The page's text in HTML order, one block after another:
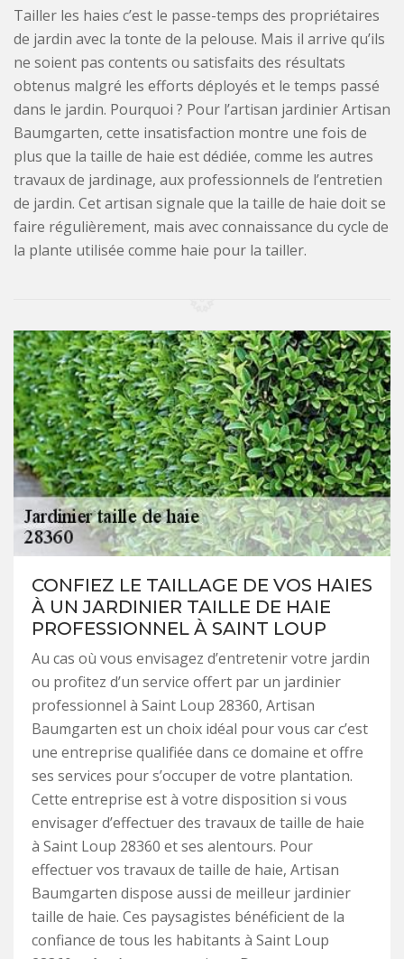
Tailler les haies c’est le passe-temps des propriétaires
de jardin avec la tonte de la pelouse. Mais il arrive qu’ils
ne soient pas contents ou satisfaits des résultats
obtenus malgré les efforts déployés et le temps passé
dans le jardin. Pourquoi ? Pour l’artisan jardinier Artisan
Baumgarten, cette insatisfaction montre une fois de
plus que la taille de haie est dédiée, comme les autres
travaux de jardinage, aux professionnels de l’entretien
de jardin. Cet artisan signale que la taille de haie doit se
faire régulièrement, mais avec connaissance du cycle de
la plante utilisée comme haie pour la tailler.
CONFIEZ LE TAILLAGE DE VOS HAIES
À UN JARDINIER TAILLE DE HAIE
PROFESSIONNEL À SAINT LOUP
Au cas où vous envisagez d’entretenir votre jardin
ou profitez d’un service offert par un jardinier
professionnel à Saint Loup 28360, Artisan
Baumgarten est un choix idéal pour vous car c’est
une entreprise qualifiée dans ce domaine et offre
ses services pour s’occuper de votre plantation.
Cette entreprise est à votre disposition si vous
envisager d’effectuer des travaux de taille de haie
à Saint Loup 28360 et ses alentours. Pour
effectuer vos travaux de taille de haie, Artisan
Baumgarten dispose aussi de meilleur jardinier
taille de haie. Ces paysagistes bénéficient de la
confiance de tous les habitants à Saint Loup